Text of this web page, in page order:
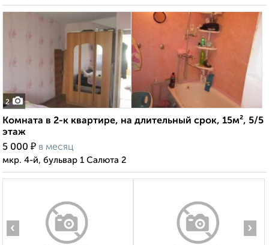
2
Комната в 2-к квартире, на длительный срок, 15м², 5/5
этаж
5 000 ₽ в месяц
мкр. 4-й, бульвар 1 Салюта 2
‹ ›